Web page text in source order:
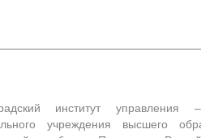
институт управления
учреждения высшего